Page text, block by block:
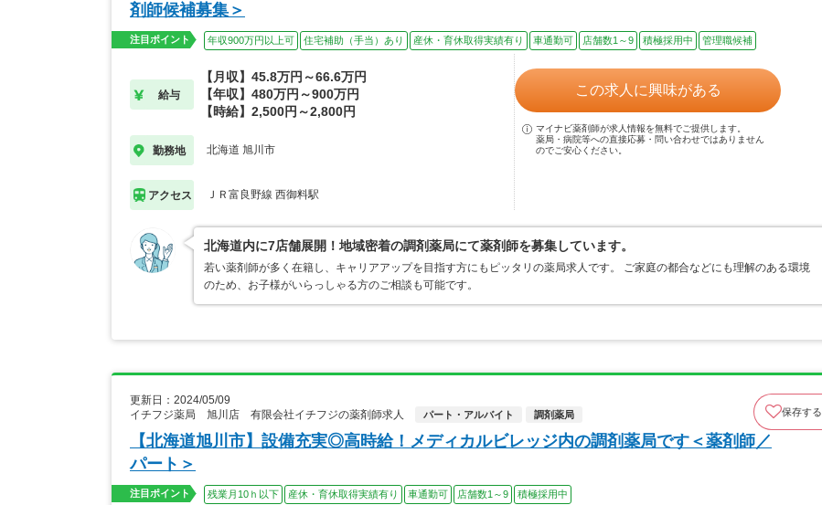
剤師候補募集＞
注目ポイント 年収900万円以上可 住宅補助（手当）あり 産休・育休取得実績有り 車通勤可 店舗数1～9 積極採用中 管理職候補
給与
【月収】45.8万円～66.6万円
【年収】480万円～900万円
【時給】2,500円～2,800円
勤務地 北海道 旭川市
アクセス ＪＲ富良野線 西御料駅
この求人に興味がある
マイナビ薬剤師が求人情報を無料でご提供します。
薬局・病院等への直接応募・問い合わせではありません
のでご安心ください。
北海道内に7店舗展開！地域密着の調剤薬局にて薬剤師を募集しています。
若い薬剤師が多く在籍し、キャリアアップを目指す方にもピッタリの薬局求人です。 ご家庭の都合などにも理解のある環境
のため、お子様がいらっしゃる方のご相談も可能です。
更新日：2024/05/09
イチフジ薬局 旭川店 有限会社イチフジの薬剤師求人
パート・アルバイト 調剤薬局 保存する
【北海道旭川市】設備充実◎高時給！メディカルビレッジ内の調剤薬局です＜薬剤師／
パート＞
注目ポイント 残業月10ｈ以下 産休・育休取得実績有り 車通勤可 店舗数1～9 積極採用中